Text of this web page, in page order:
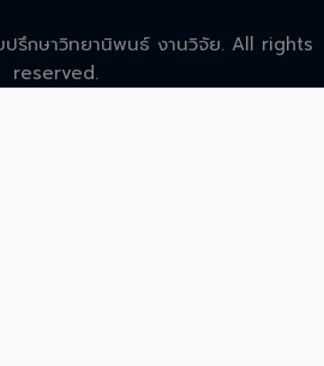
รึกษาวิทยานิพนธ์ งานวิจัย. All rights
reserved.